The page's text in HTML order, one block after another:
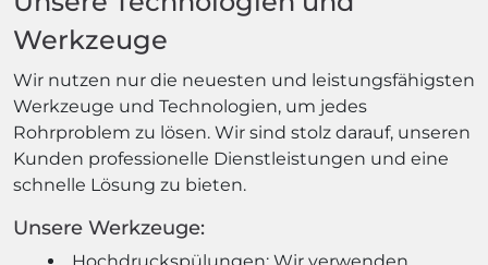
Werkzeuge
Wir nutzen nur die neuesten und leistungsfähigsten
Werkzeuge und Technologien, um jedes
Rohrproblem zu lösen. Wir sind stolz darauf, unseren
Kunden professionelle Dienstleistungen und eine
schnelle Lösung zu bieten.
Unsere Werkzeuge: